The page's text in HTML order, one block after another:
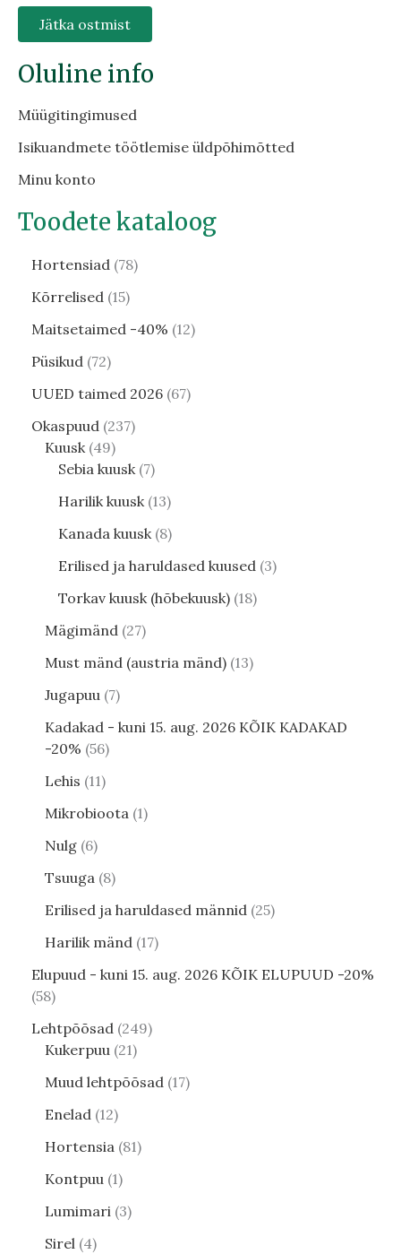
Jätka ostmist
Oluline info
Müügitingimused
Isikuandmete töötlemise üldpõhimõtted
Minu konto
Toodete kataloog
Hortensiad 78
Kõrrelised 15
Maitsetaimed -40% 12
Püsikud 72
UUED taimed 2026 67
Okaspuud 237
Kuusk 49
Sebia kuusk 7
Harilik kuusk 13
Kanada kuusk 8
Erilised ja haruldased kuused 3
Torkav kuusk (hõbekuusk) 18
Mägimänd 27
Must mänd (austria mänd) 13
Jugapuu 7
Kadakad - kuni 15. aug. 2026 KÕIK KADAKAD
-20% 56
Lehis 11
Mikrobioota 1
Nulg 6
Tsuuga 8
Erilised ja haruldased männid 25
Harilik mänd 17
Elupuud - kuni 15. aug. 2026 KÕIK ELUPUUD -20%
58
Lehtpõõsad 249
Kukerpuu 21
Muud lehtpõõsad 17
Enelad 12
Hortensia 81
Kontpuu 1
Lumimari 3
Sirel 4